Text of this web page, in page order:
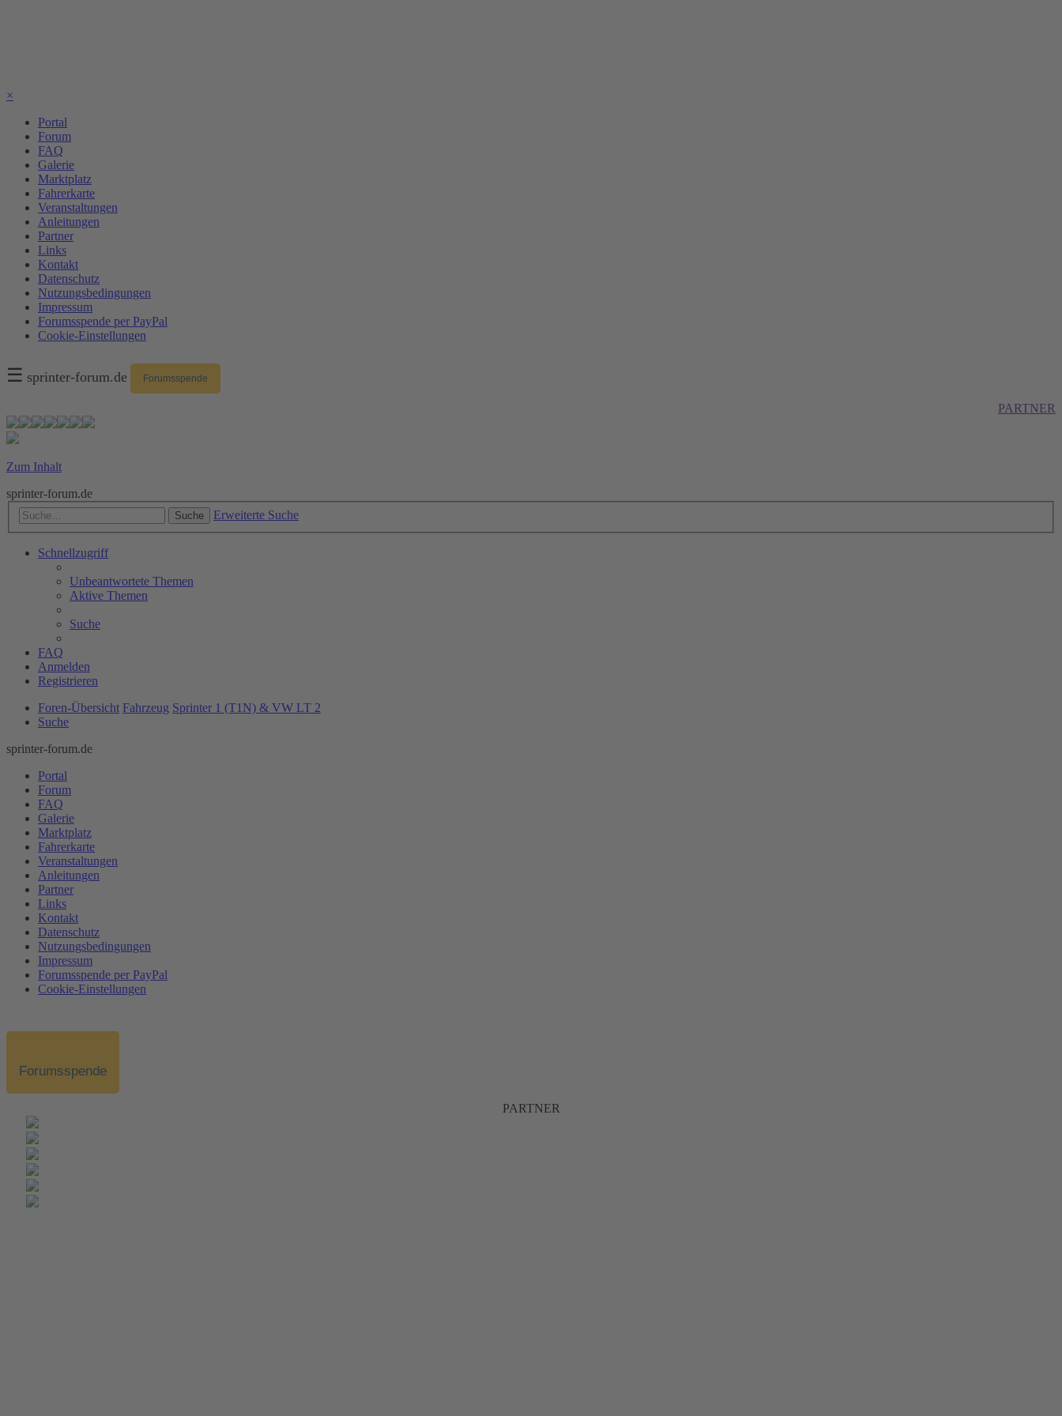
×
Portal
Forum
FAQ
Galerie
Marktplatz
Fahrerkarte
Veranstaltungen
Anleitungen
Partner
Links
Kontakt
Datenschutz
Nutzungsbedingungen
Impressum
Forumsspende per PayPal
Cookie-Einstellungen
☰ sprinter-forum.de Forumsspende
PARTNER
Zum Inhalt
sprinter-forum.de
Suche Erweiterte Suche
Schnellzugriff
Unbeantwortete Themen
Aktive Themen
Suche
FAQ
Anmelden
Registrieren
Foren-Übersicht Fahrzeug Sprinter 1 (T1N) & VW LT 2
Suche
sprinter-forum.de
Portal
Forum
FAQ
Galerie
Marktplatz
Fahrerkarte
Veranstaltungen
Anleitungen
Partner
Links
Kontakt
Datenschutz
Nutzungsbedingungen
Impressum
Forumsspende per PayPal
Cookie-Einstellungen
Forumsspende
PARTNER